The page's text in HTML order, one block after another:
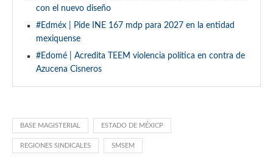
con el nuevo diseño
#Edméx | Pide INE 167 mdp para 2027 en la entidad
mexiquense
#Edomé | Acredita TEEM violencia política en contra de
Azucena Cisneros
BASE MAGISTERIAL ESTADO DE MÉXICP
REGIONES SINDICALES SMSEM